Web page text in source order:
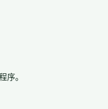
序。